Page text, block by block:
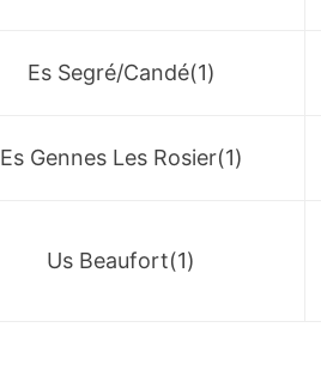
Es Segré/Candé(1)
Es Gennes Les Rosier(1)
Us Beaufort(1)